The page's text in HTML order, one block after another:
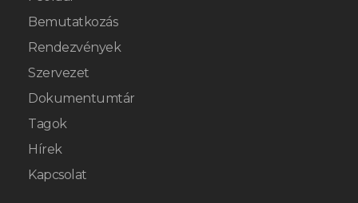
Bemutatkozás
Rendezvények
Szervezet
Dokumentumtár
Tagok
Hírek
Kapcsolat